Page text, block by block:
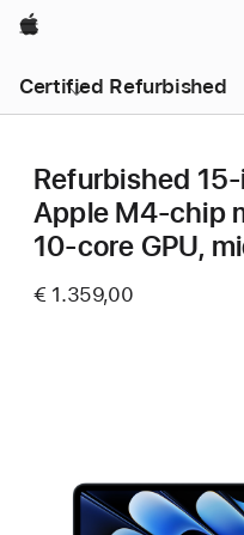
Apple
Certified Refurbished
Refurbished
Apple M4-chip
10‑core GPU,
€ 1.359,00